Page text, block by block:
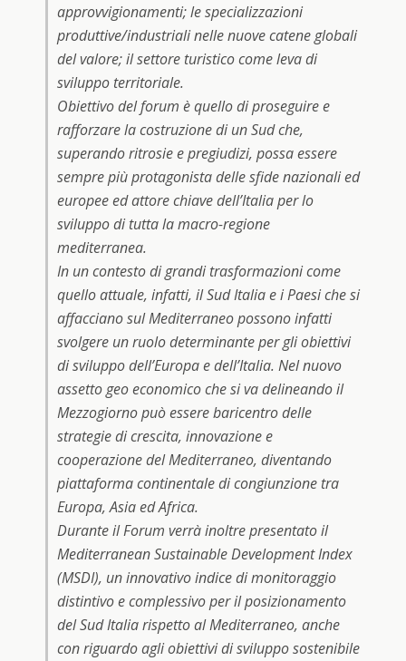
approvvigionamenti; le specializzazioni
produttive/industriali nelle nuove catene globali
del valore; il settore turistico come leva di
sviluppo territoriale.
Obiettivo del forum è quello di proseguire e
rafforzare la costruzione di un Sud che,
superando ritrosie e pregiudizi, possa essere
sempre più protagonista delle sfide nazionali ed
europee ed attore chiave dell’Italia per lo
sviluppo di tutta la macro-regione
mediterranea.
In un contesto di grandi trasformazioni come
quello attuale, infatti, il Sud Italia e i Paesi che si
affacciano sul Mediterraneo possono infatti
svolgere un ruolo determinante per gli obiettivi
di sviluppo dell’Europa e dell’Italia. Nel nuovo
assetto geo economico che si va delineando il
Mezzogiorno può essere baricentro delle
strategie di crescita, innovazione e
cooperazione del Mediterraneo, diventando
piattaforma continentale di congiunzione tra
Europa, Asia ed Africa.
Durante il Forum verrà inoltre presentato il
Mediterranean Sustainable Development Index
(MSDI), un innovativo indice di monitoraggio
distintivo e complessivo per il posizionamento
del Sud Italia rispetto al Mediterraneo, anche
con riguardo agli obiettivi di sviluppo sostenibile